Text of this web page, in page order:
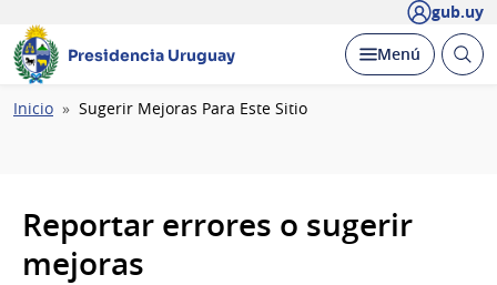
gub.uy
Presidencia Uruguay Desplegar
Menú Abrir
Ruta
Inicio Sugerir Mejoras Para Este Sitio
Reportar errores o sugerir
mejoras